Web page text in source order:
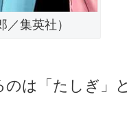
／集英社）
は「たしぎ」